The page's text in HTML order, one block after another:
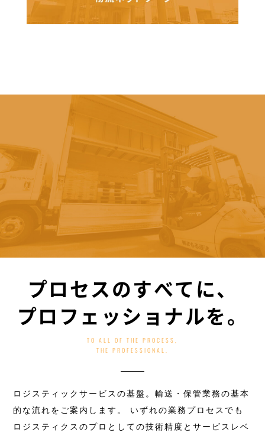
プロセスのすべてに、
プロフェッショナルを。
TO ALL OF THE PROCESS,
THE PROFESSIONAL.
ロジスティックサービスの基盤。輸送・保管業務の基本
的な流れをご案内します。
いずれの業務プロセスでも
ロジスティクスのプロとしての技術精度とサービスレベ